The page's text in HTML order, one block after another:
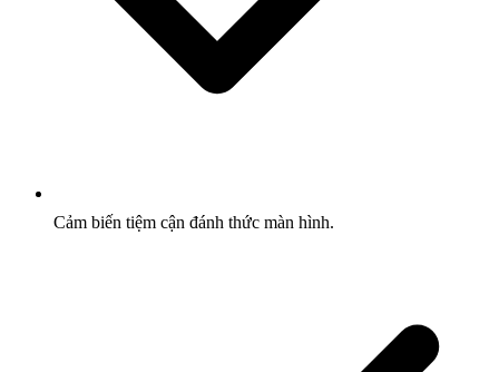
Cảm biến tiệm cận đánh thức màn hình.